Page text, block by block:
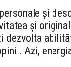
și
și
dezvolta
Azi,